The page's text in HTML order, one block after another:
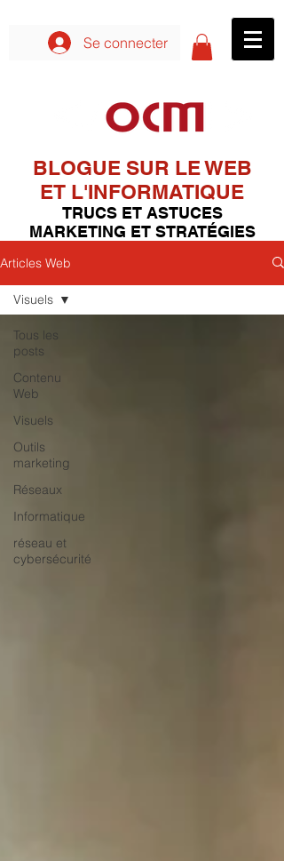
Se connecter
BLOGUE SUR LE WEB
ET L'INFORMATIQUE
TRUCS ET ASTUCES
MARKETING ET STRATÉGIES
Articles Web
Tous les
posts
Contenu
Web
Visuels
Outils
marketing
Réseaux
Informatique
réseau et
cybersécurité
Visuels